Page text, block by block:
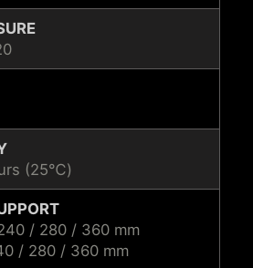
(25℃)
/ 280 / 360 mm
/ 280 / 360 mm